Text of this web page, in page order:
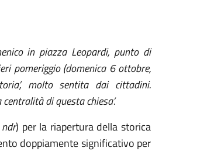
in piazza Leopardi, punto di
pomeriggio (domenica 6 ottobre,
molto sentita dai cittadini.
di questa chiesa’.
) per la riapertura della storica
doppiamente significativo per